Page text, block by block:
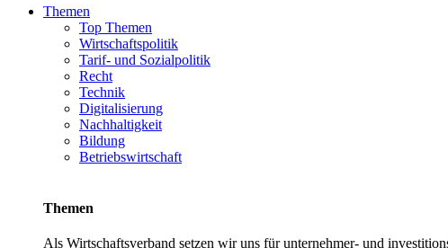
Themen
Top Themen
Wirtschaftspolitik
Tarif- und Sozialpolitik
Recht
Technik
Digitalisierung
Nachhaltigkeit
Bildung
Betriebswirtschaft
Themen
Als Wirtschaftsverband setzen wir uns für unternehmer- und